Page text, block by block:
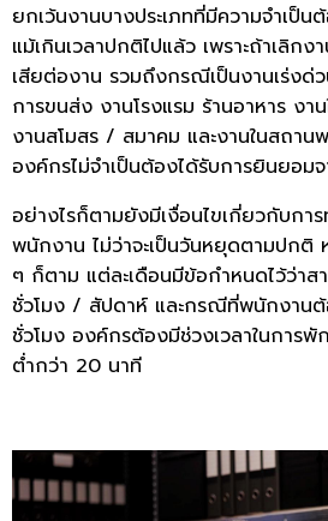
ยกเว้นงานบางประเภทที่มีความจำเป็
แม้เกินเวลาปกติไปแล้ว เพราะถ้าเลิก
เสียต่องาน รวมถึงกรณีเป็นงานเร่งด่
การขนส่ง งานโรงแรม ร้านอาหาร ง
งานสโมสร / สมาคม และงานในสถา
องค์กรไม่จำเป็นต้องได้รับการยินยอม
อย่างไรก็ตามยังมีเงื่อนไขเกี่ยวกับกา
พนักงาน ไม่ว่าจะเป็นวันหยุดตามปก
ๆ ก็ตาม แต่ละเดือนมีข้อกำหนดไว้ว่าส
ชั่วโมง / สัปดาห์ และกรณีที่พนักงานต้
ชั่วโมง องค์กรต้องมีช่วงเวลาในการพั
ต่ำกว่า 20 นาที